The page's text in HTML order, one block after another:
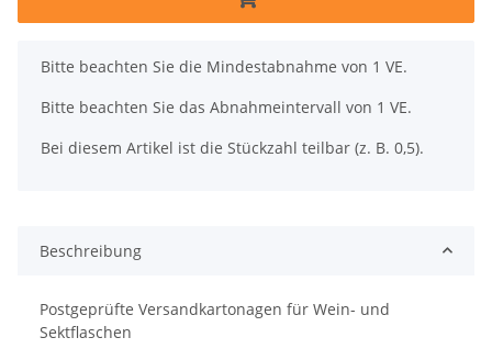
x
Bitte beachten Sie die Mindestabnahme von 1 VE.
Bitte beachten Sie das Abnahmeintervall von 1 VE.
Bei diesem Artikel ist die Stückzahl teilbar (z. B. 0,5).
Beschreibung
Postgeprüfte Versandkartonagen für Wein- und
Sektflaschen